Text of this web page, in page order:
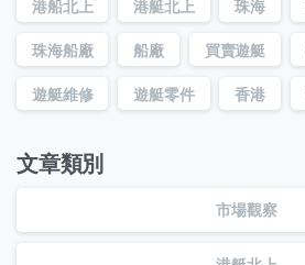
港船北上 港艇北上 珠海
珠海船廠 船廠 買賣遊艇
遊艇維修 遊艇零件 香港
文章類別
市場觀察